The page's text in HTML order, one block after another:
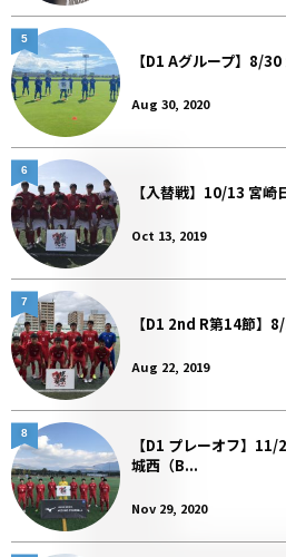
【D1 Aグループ】8/
Aug 30, 2020
5
【入替戦】10/13 宮
Oct 13, 2019
6
【D1 2nd R第14節】
Aug 22, 2019
7
【D1 プレーオフ】
城西（B...
Nov 29, 2020
8